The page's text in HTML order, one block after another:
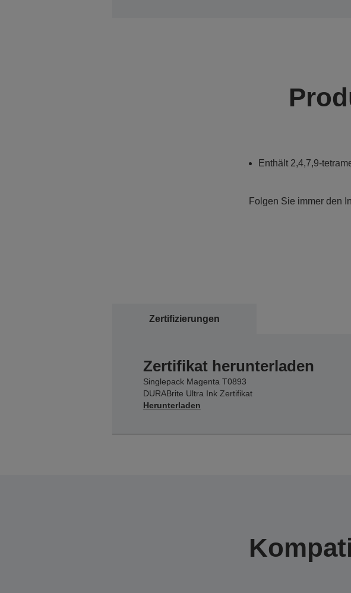
Enthält 2,4,7,9-
Folgen Sie immer den
Zertifizierungen
Zertifikat herunterladen
Singlepack Magenta T0893
DURABrite Ultra Ink Zertifikat
Herunterladen